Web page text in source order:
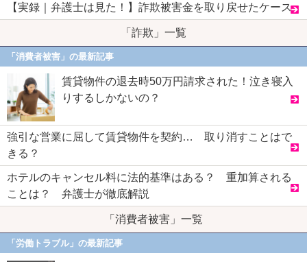
【実録｜弁護士は見た！】詐欺被害金を取り戻せたケース
「詐欺」一覧
「消費者被害」の最新記事
賃貸物件の退去時50万円請求された！泣き寝入
りするしかないの？
強引な営業に屈して賃貸物件を契約… 取り消すことはで
きる？
ホテルのキャンセル料に法的基準はある？ 重加算される
ことは？ 弁護士が徹底解説
「消費者被害」一覧
「労働トラブル」の最新記事